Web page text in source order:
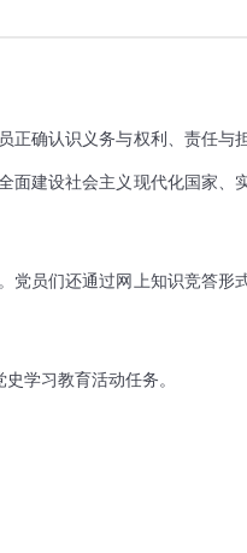
正确认识义务与权利、责任与
面建设社会主义现代化国家、
员们还通过网上知识竞答形
学习教育活动任务。